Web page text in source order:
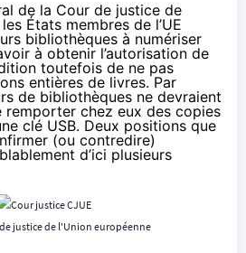
de la Cour de justice de
États membres de l’UE
bibliothèques à numériser
à obtenir l’autorisation de
toutefois de ne pas
entières de livres. Par
de bibliothèques ne devraient
chez eux des copies
clé USB. Deux positions que
(ou contredire)
d’ici plusieurs
justice de l'Union européenne